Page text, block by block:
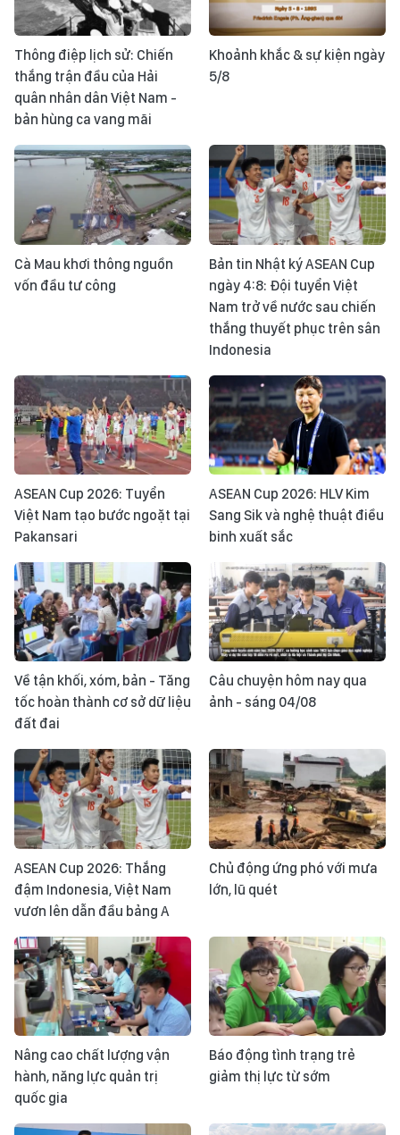
Thông điệp lịch sử: Chiến
thắng trận đầu của Hải
quân nhân dân Việt Nam -
bản hùng ca vang mãi
Khoảnh khắc & sự kiện ngày
5/8
Cà Mau khơi thông nguồn
vốn đầu tư công
Bản tin Nhật ký ASEAN Cup
ngày 4:8: Đội tuyển Việt
Nam trở về nước sau chiến
thắng thuyết phục trên sân
Indonesia
ASEAN Cup 2026: Tuyển
Việt Nam tạo bước ngoặt tại
Pakansari
ASEAN Cup 2026: HLV Kim
Sang Sik và nghệ thuật điều
binh xuất sắc
Về tận khối, xóm, bản - Tăng
tốc hoàn thành cơ sở dữ liệu
đất đai
Câu chuyện hôm nay qua
ảnh - sáng 04/08
ASEAN Cup 2026: Thắng
đậm Indonesia, Việt Nam
vươn lên dẫn đầu bảng A
Chủ động ứng phó với mưa
lớn, lũ quét
Nâng cao chất lượng vận
hành, năng lực quản trị
quốc gia
Báo động tình trạng trẻ
giảm thị lực từ sớm